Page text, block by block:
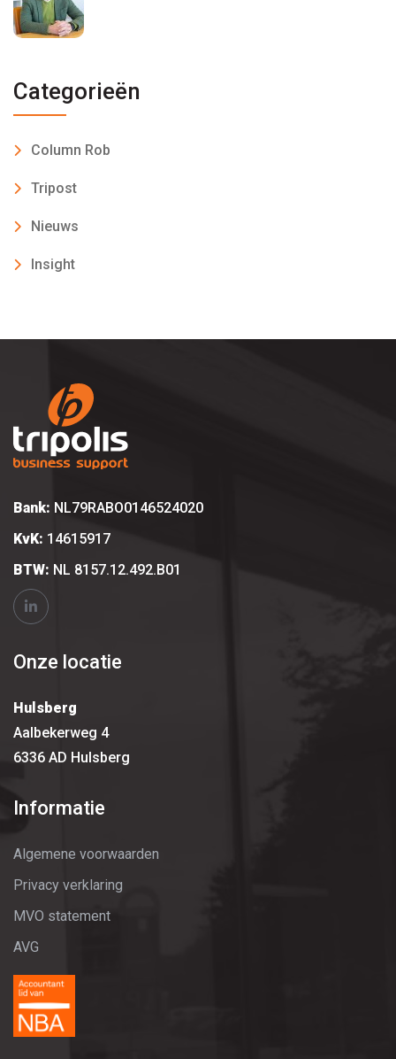
Categorieën
Column Rob
Tripost
Nieuws
Insight
Bank: NL79RABO0146524020
KvK: 14615917
BTW: NL 8157.12.492.B01
Onze locatie
Hulsberg
Aalbekerweg 4
6336 AD Hulsberg
Informatie
Algemene voorwaarden
Privacy verklaring
MVO statement
AVG